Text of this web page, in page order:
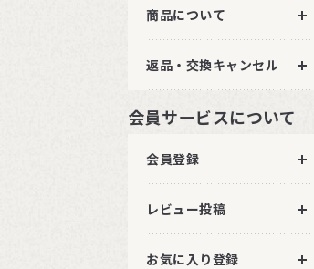
商品について
返品・交換キャンセル
会員サービスについて
会員登録
レビュー投稿
お気に入り登録